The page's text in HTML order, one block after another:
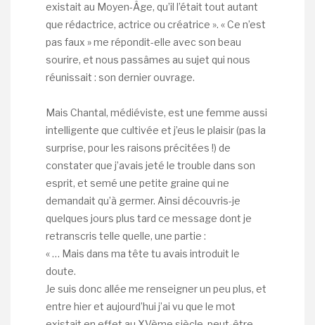
existait au Moyen-Âge, qu’il l’était tout autant
que rédactrice, actrice ou créatrice ». « Ce n’est
pas faux » me répondit-elle avec son beau
sourire, et nous passâmes au sujet qui nous
réunissait : son dernier ouvrage.
Mais Chantal, médiéviste, est une femme aussi
intelligente que cultivée et j’eus le plaisir (pas la
surprise, pour les raisons précitées !) de
constater que j’avais jeté le trouble dans son
esprit, et semé une petite graine qui ne
demandait qu’à germer. Ainsi découvris-je
quelques jours plus tard ce message dont je
retranscris telle quelle, une partie :
« … Mais dans ma tête tu avais introduit le
doute.
Je suis donc allée me renseigner un peu plus, et
entre hier et aujourd’hui j’ai vu que le mot